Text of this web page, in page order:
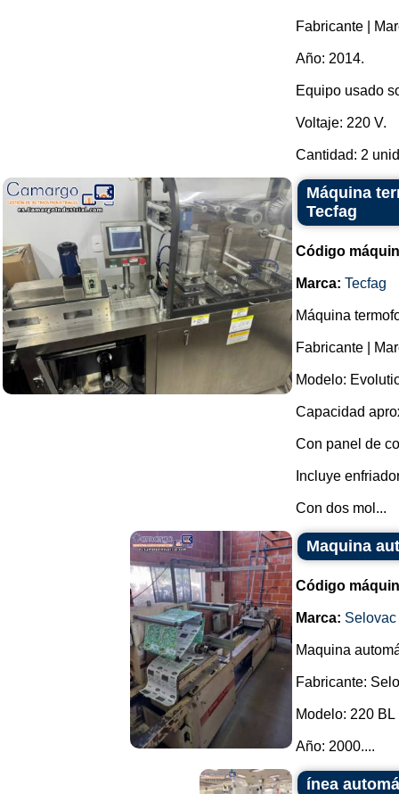
Fabricante |
Año: 2014.
Equipo usado
Voltaje: 220 V.
Cantidad: 2
Máquina
Tecfag
Código
Marca: Tecfag
Máquina
Fabricante |
Modelo:
Capacidad
Con panel de
Incluye
Con dos mol...
Maquina
Código
Marca: Selovac
Maquina
Fabricante:
Modelo: 220 BL
Año: 2000....
ínea